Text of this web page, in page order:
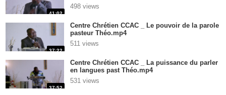
41:02
498 views
37:22
Centre Chrétien CCAC _ Le pouvoir de la parole
pasteur Théo.mp4
511 views
37:52
Centre Chrétien CCAC _ La puissance du parler
en langues past Théo.mp4
531 views